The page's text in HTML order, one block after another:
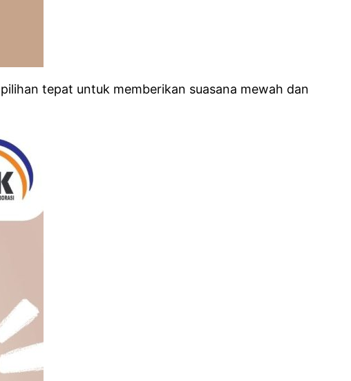
tepat untuk memberikan suasana mewah dan